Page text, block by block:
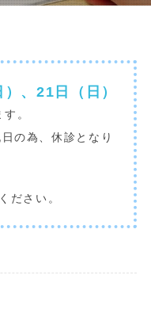
、21日（日）
。
の為、休診となり
ださい。